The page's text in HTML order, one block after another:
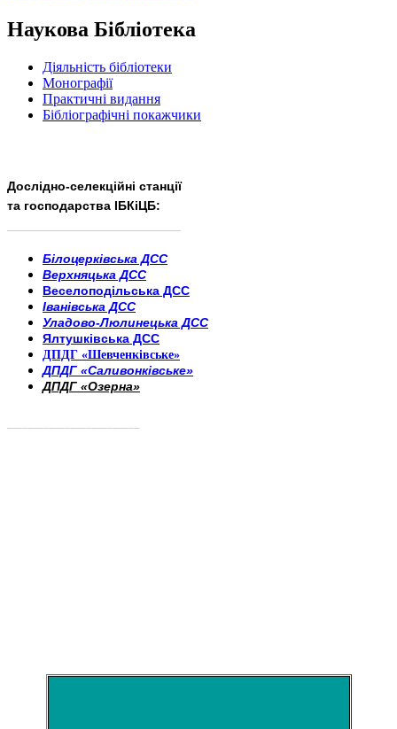
Наукова Бібліотека
Діяльність бібліотеки
Монографії
Практичні видання
Бібліографічні покажчики
Дослідно-селекційні станції
та господарства ІБКіЦБ:
Білоцерківська ДСС
Верхняцька ДСС
Веселоподільська ДСС
Іванівська ДСС
Уладово-Люлинецька ДСС
Ялтушківська ДСС
ДПДГ «Шевченківське»
ДПДГ «Саливонківське»
ДПДГ «Озерна»